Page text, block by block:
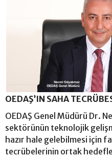
OEDAŞ’IN SAHA
OEDAŞ Genel Müdürü Dr.
sektörünün teknolojik
hazır hale gelebilmesi için
tecrübelerinin ortak